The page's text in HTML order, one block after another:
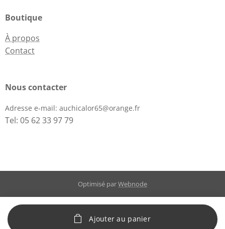
Ajouter au panier
Boutique
À propos
Contact
Nous contacter
Adresse e-mail: auchicalor65@orange.fr
Tel: 05 62 33 97 79
Optimisé parWebnode